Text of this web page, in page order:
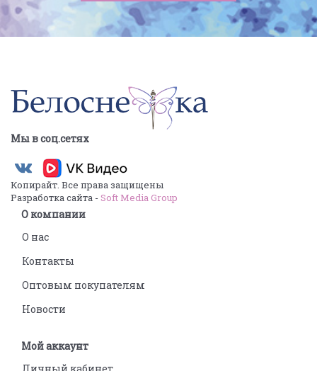
Мы в соц.сетях
Копирайт. Все права защищены
Разработка сайта - Soft Media Group
О компании
О нас
Контакты
Оптовым покупателям
Новости
Мой аккаунт